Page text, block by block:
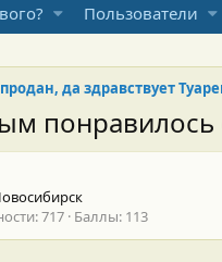
Пользователи
717 Баллы 113